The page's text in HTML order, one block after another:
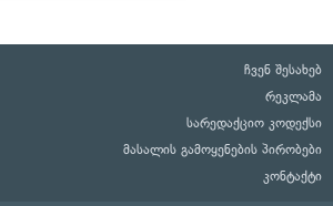
ჩვენ შესახებ
რეკლამა
სარედაქციო კოდექსი
მასალის გამოყენების პირობები
კონტაქტი